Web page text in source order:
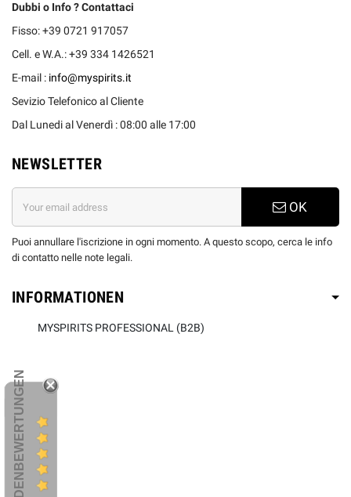
Dubbi o Info ? Contattaci
Fisso: +39 0721 917057
Cell. e W.A.: +39 334 1426521
E-mail : info@myspirits.it
Sevizio Telefonico al Cliente
Dal Lunedi al Venerdì : 08:00 alle 17:00
NEWSLETTER
OK
Puoi annullare l'iscrizione in ogni momento. A questo scopo, cerca le info
di contatto nelle note legali.
INFORMATIONEN
MYSPIRITS PROFESSIONAL (B2B)
KUNDENBEWERTUNGEN